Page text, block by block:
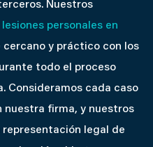
Nuestros
personales en
cercano y práctico con los
todo el proceso
Consideramos cada caso
nuestra firma, y nuestros
legal de